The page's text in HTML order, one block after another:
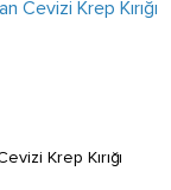
Krep Kırığı